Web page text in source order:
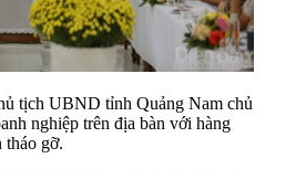
tịch UBND tỉnh Quảng Nam chủ
nghiệp trên địa bàn với hàng
tháo gỡ.